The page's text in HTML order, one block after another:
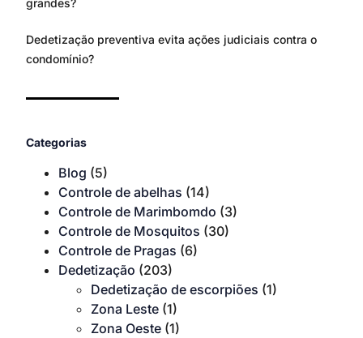
grandes?
Dedetização preventiva evita ações judiciais contra o
condomínio?
Categorias
Blog (5)
Controle de abelhas (14)
Controle de Marimbomdo (3)
Controle de Mosquitos (30)
Controle de Pragas (6)
Dedetização (203)
Dedetização de escorpiões (1)
Zona Leste (1)
Zona Oeste (1)